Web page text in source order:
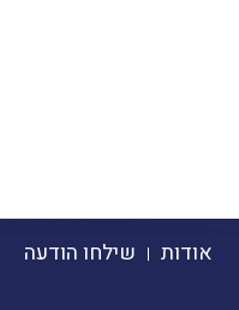
אודות שילחו הודעה